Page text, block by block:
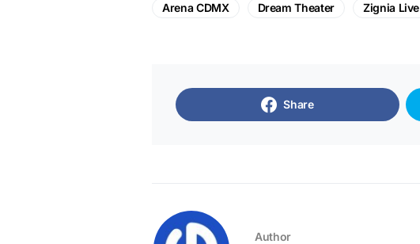
Arena CDMX Dream Theater Zignia Live
Share
Author